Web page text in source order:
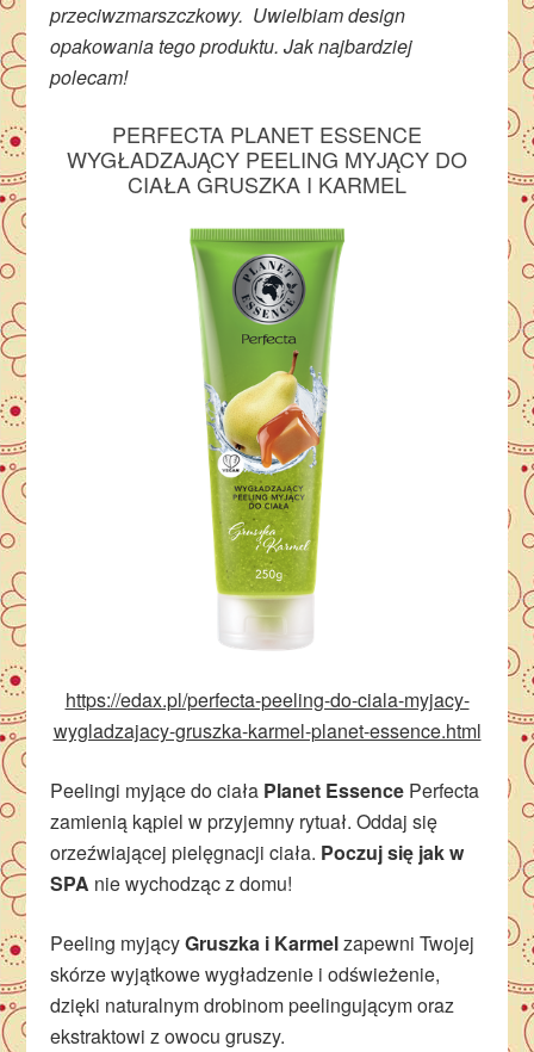
przeciwzmarszczkowy. Uwielbiam design
opakowania tego produktu. Jak najbardziej
polecam!
PERFECTA PLANET ESSENCE
WYGŁADZAJĄCY PEELING MYJĄCY DO
CIAŁA GRUSZKA I KARMEL
https://edax.pl/perfecta-peeling-do-ciala-myjacy-
wygladzajacy-gruszka-karmel-planet-essence.html
Peelingi myjące do ciała Planet Essence Perfecta
zamienią kąpiel w przyjemny rytuał. Oddaj się
orzeźwiającej pielęgnacji ciała. Poczuj się jak w
SPA nie wychodząc z domu!
Peeling myjącyGruszka i Karmelzapewni Twojej
skórze wyjątkowe wygładzenie i odświeżenie,
dzięki naturalnym drobinom peelingującym oraz
ekstraktowi z owocu gruszy.